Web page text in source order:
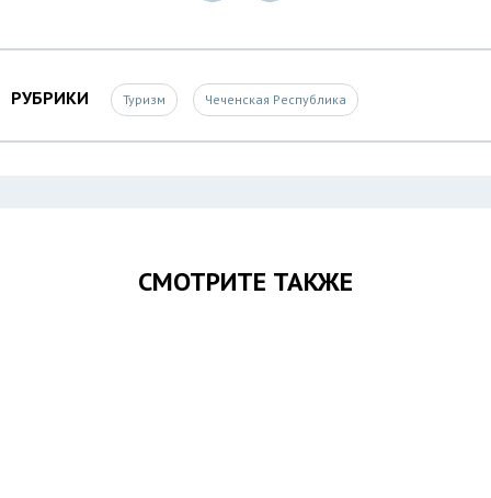
РУБРИКИ Туризм Чеченская Республика
СМОТРИТЕ ТАКЖЕ